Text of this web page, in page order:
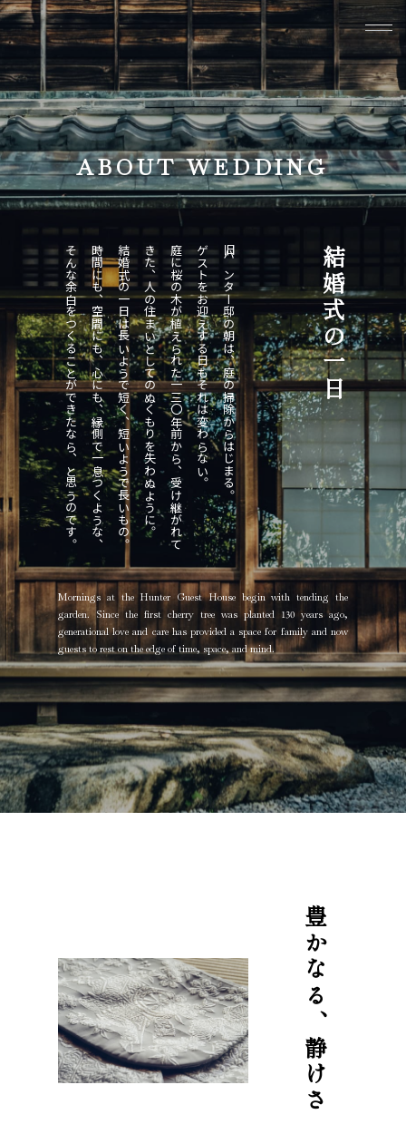
メ
トップページ
旧ハンター邸
挙式
結婚式の一日
ウェディングレポート
ブライダルフェア
プラン
お知らせ
よくあるご質問
お問い合わせ
資料請求
会社概要
アクセス
Instagram
本文までスキップする
ABOUT WEDDING
結婚式の一日
旧ハンター邸の朝は、庭の掃除からはじまる。
ゲストをお迎えする日もそれは変わらない。
庭に桜の木が植えられた一三〇年前から、受け継がれて
きた、人の住まいとしてのぬくもりを失わぬように。
結婚式の一日は長いようで短く、短いようで長いもの。
時間にも、空間にも、心にも、縁側で一息つくような、
そんな余白をつくることができたなら、と思うのです。
Mornings at the Hunter Guest House begin with tending the
garden. Since the first cherry tree was planted 130 years ago,
generational love and care has provided a space for family and now
guests to rest on the edge of time, space, and mind.
豊かなる、静けさ